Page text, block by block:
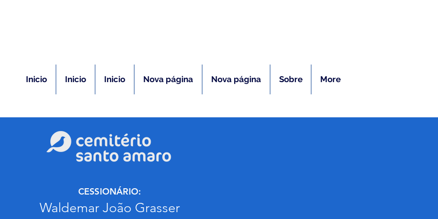
Inicio Inicio Inicio Nova página Nova página Sobre More
CESSIONÁRIO:
Waldemar João Grasser